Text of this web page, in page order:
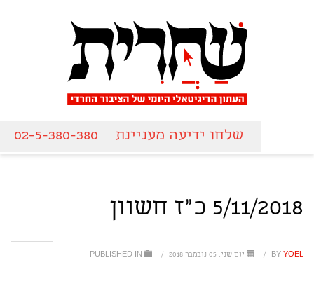
שלחו ידיעה מעניינת 02-5-380-380
5/11/2018 כ"ז חשוון
BY YOEL
/ יום שני, 05 נובמבר 2018 /